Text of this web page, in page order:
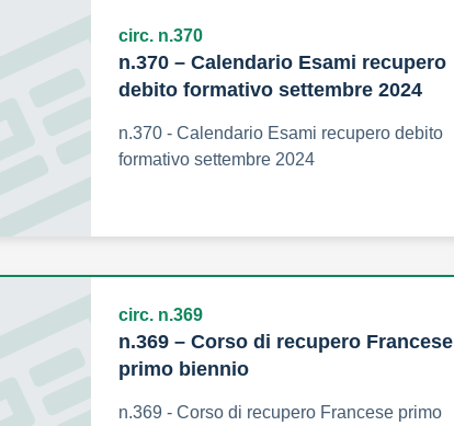
circ. n.370
n.370 – Calendario Esami recupero
debito formativo settembre 2024
n.370 - Calendario Esami recupero debito
formativo settembre 2024
circ. n.369
n.369 – Corso di recupero Francese
primo biennio
n.369 - Corso di recupero Francese primo